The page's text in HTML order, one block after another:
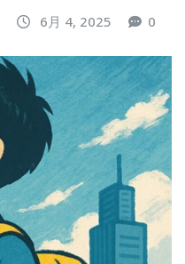
6月 4, 2025 0